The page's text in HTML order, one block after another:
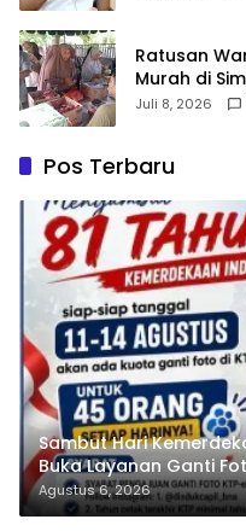
Ratusan
Murah di
Juli 8, 2026
Pos Terbaru
Sambut Hari
Buka Layanan Ganti
Agustus 6, 2026